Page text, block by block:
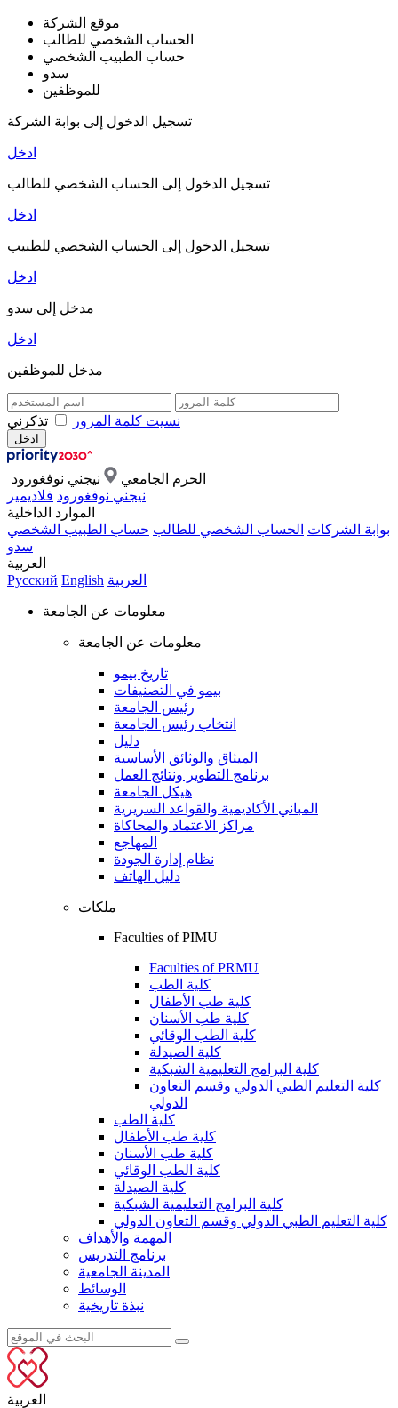
موقع الشركة
الحساب الشخصي للطالب
حساب الطبيب الشخصي
سدو
للموظفين
تسجيل الدخول إلى بوابة الشركة
ادخل
تسجيل الدخول إلى الحساب الشخصي للطالب
ادخل
تسجيل الدخول إلى الحساب الشخصي للطبيب
ادخل
مدخل إلى سدو
ادخل
مدخل للموظفين
نسيت كلمة المرور تذكرني
الحرم الجامعي
نيجني نوفغورود
نيجني نوفغورود فلاديمير
الموارد الداخلية
بوابة الشركات الحساب الشخصي للطالب حساب الطبيب الشخصي
سدو
العربية
Русский English العربية
معلومات عن الجامعة
معلومات عن الجامعة
تاريخ بيمو
بيمو في التصنيفات
رئيس الجامعة
انتخاب رئيس الجامعة
دليل
الميثاق والوثائق الأساسية
برنامج التطوير ونتائج العمل
هيكل الجامعة
المباني الأكاديمية والقواعد السريرية
مراكز الاعتماد والمحاكاة
المهاجع
نظام إدارة الجودة
دليل الهاتف
ملكات
Faculties of PIMU
Faculties of PRMU
كلية الطب
كلية طب الأطفال
كلية طب الأسنان
كلية الطب الوقائي
كلية الصيدلة
كلية البرامج التعليمية الشبكية
كلية التعليم الطبي الدولي وقسم التعاون
الدولي
كلية الطب
كلية طب الأطفال
كلية طب الأسنان
كلية الطب الوقائي
كلية الصيدلة
كلية البرامج التعليمية الشبكية
كلية التعليم الطبي الدولي وقسم التعاون الدولي
المهمة والأهداف
برنامج التدريس
المدينة الجامعية
الوسائط
نبذة تاريخية
العربية